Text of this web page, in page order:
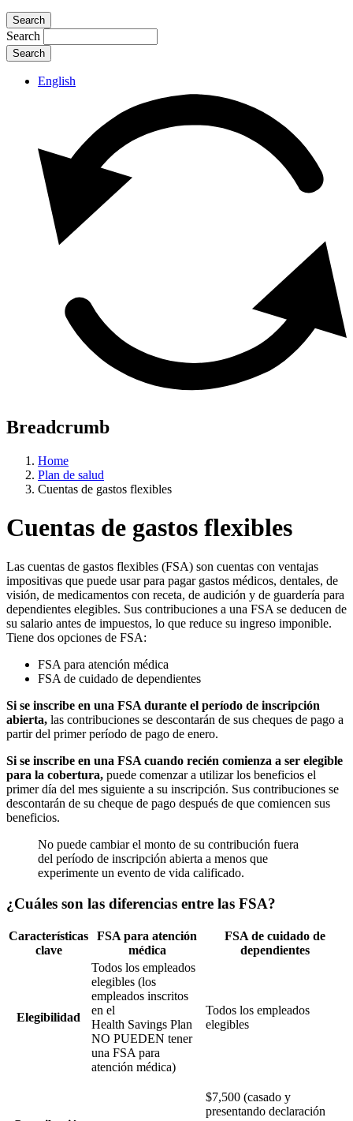
Search
Search
English
Breadcrumb
Home
Plan de salud
Cuentas de gastos flexibles
Cuentas de gastos flexibles
Las cuentas de gastos flexibles (FSA) son cuentas con ventajas
impositivas que puede usar para pagar gastos médicos, dentales, de
visión, de medicamentos con receta, de audición y de guardería para
dependientes elegibles. Sus contribuciones a una FSA se deducen de
su salario antes de impuestos, lo que reduce su ingreso imponible.
Tiene dos opciones de FSA:
FSA para atención médica
FSA de cuidado de dependientes
Si se inscribe en una FSA durante el período de inscripción
abierta, las contribuciones se descontarán de sus cheques de pago a
partir del primer período de pago de enero.
Si se inscribe en una FSA cuando recién comienza a ser elegible
para la cobertura, puede comenzar a utilizar los beneficios el
primer día del mes siguiente a su inscripción. Sus contribuciones se
descontarán de su cheque de pago después de que comiencen sus
beneficios.
No puede cambiar el monto de su contribución fuera
del período de inscripción abierta a menos que
experimente un evento de vida calificado.
¿Cuáles son las diferencias entre las FSA?
Características
clave
FSA para atención
médica
FSA de cuidado de
dependientes
Elegibilidad
Todos los empleados
elegibles (los
empleados inscritos
en el
Health Savings Plan
NO PUEDEN tener
una FSA para
atención médica)
Todos los empleados
elegibles
$7,500 (casado y
presentando declaración